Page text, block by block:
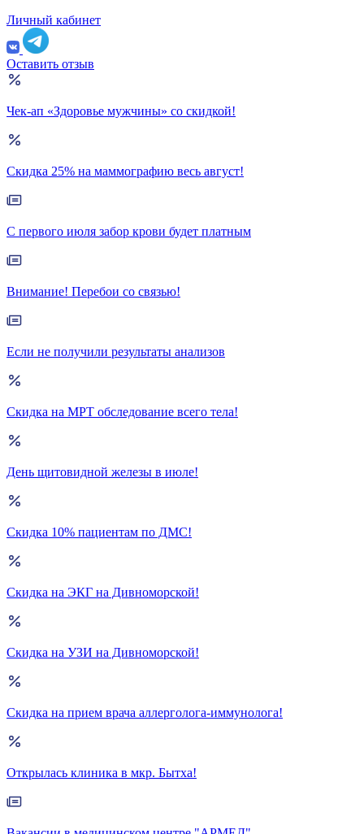
Личный кабинет
Оставить отзыв
Чек-ап «Здоровье мужчины» со скидкой!
Скидка 25% на маммографию весь август!
С первого июля забор крови будет платным
Внимание! Перебои со связью!
Если не получили результаты анализов
Скидка на МРТ обследование всего тела!
День щитовидной железы в июле!
Скидка 10% пациентам по ДМС!
Скидка на ЭКГ на Дивноморской!
Скидка на УЗИ на Дивноморской!
Скидка на прием врача аллерголога-иммунолога!
Открылась клиника в мкр. Бытха!